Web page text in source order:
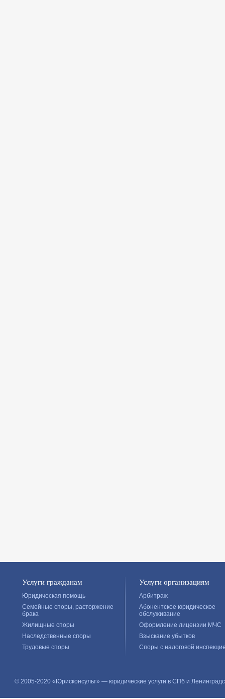
Услуги гражданам
Юридическая помощь
Семейные споры, расторжение
брака
Жилищные споры
Наследственные споры
Трудовые споры
Услуги организациям
Арбитраж
Абонентское юридическое
обслуживание
Оформление лицензии МЧС
Взыскание убытков
Споры с налоговой
© 2005-2020 «Юрисконсульт» — юридические услуги в СПб и